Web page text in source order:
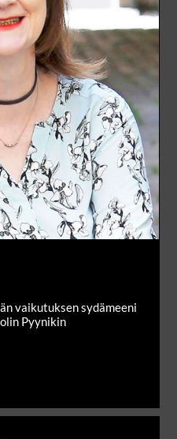
vaikutuksen sydämeeni
Pyynikin